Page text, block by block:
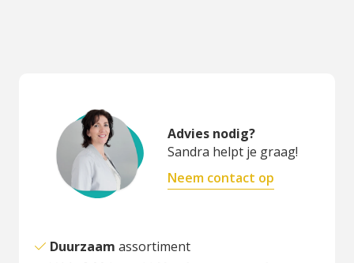
Advies nodig?
Sandra helpt je graag!
Neem contact op
Duurzaam assortiment